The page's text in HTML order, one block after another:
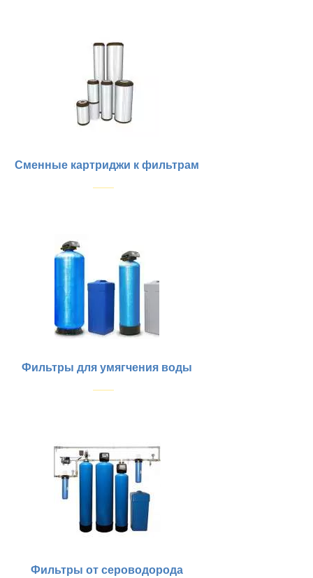
Сменные картриджи к фильтрам
Фильтры для умягчения воды
Фильтры от сероводорода